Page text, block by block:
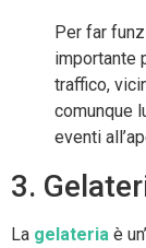
Per far
importante
traffico,
comunque
eventi
3.
La gelateria è